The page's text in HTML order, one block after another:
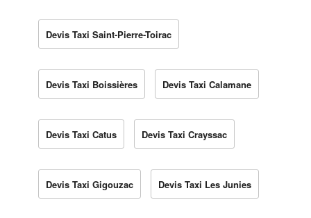
Devis Taxi Saint-Pierre-Toirac
Devis Taxi Boissières Devis Taxi Calamane
Devis Taxi Catus Devis Taxi Crayssac
Devis Taxi Gigouzac Devis Taxi Les Junies